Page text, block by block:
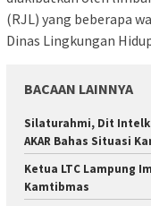
(RJL) yang beberapa
Dinas Lingkungan
BACAAN LAINNYA
Silaturahmi, Dit
AKAR Bahas Situasi
Ketua LTC Lampung
Kamtibmas